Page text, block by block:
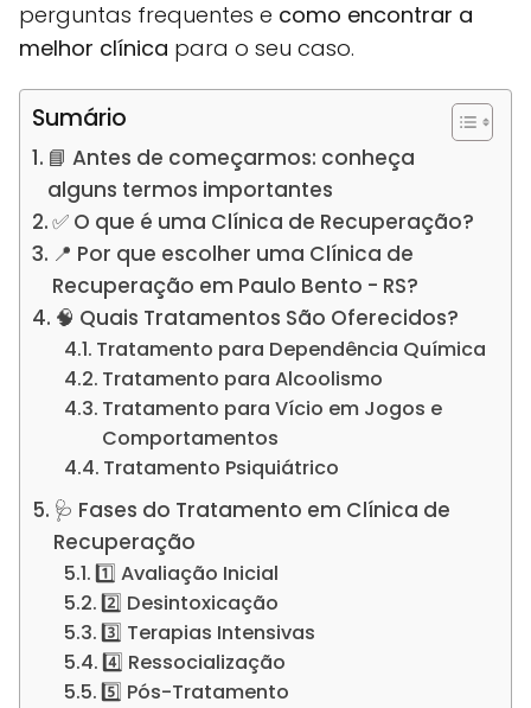
perguntas frequentes e como encontrar a
melhor clínica para o seu caso.
Sumário
📘 Antes de começarmos: conheça
alguns termos importantes
✅ O que é uma Clínica de Recuperação?
📍 Por que escolher uma Clínica de
Recuperação em Paulo Bento - RS?
🧠 Quais Tratamentos São Oferecidos?
Tratamento para Dependência Química
Tratamento para Alcoolismo
Tratamento para Vício em Jogos e
Comportamentos
Tratamento Psiquiátrico
🩺 Fases do Tratamento em Clínica de
Recuperação
1️⃣ Avaliação Inicial
2️⃣ Desintoxicação
3️⃣ Terapias Intensivas
4️⃣ Ressocialização
5️⃣ Pós-Tratamento